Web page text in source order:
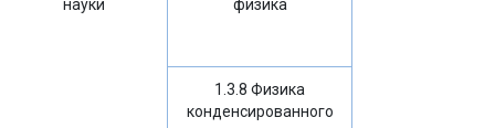
науки
физика
1.3.8 Физика
конденсированного